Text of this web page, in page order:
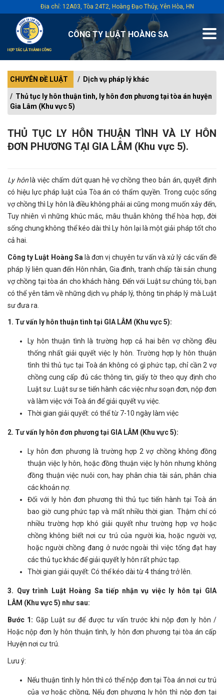
CÔNG TY LUẬT HOÀNG SA
Địa chỉ: 12A03, Tòa 24T2, Hoàng Đạo Thúy, Yên Hòa, HN
CHUYÊN ĐỀ LUẬT Dịch vụ pháp lý khác
Thủ tục ly hôn thuận tình, ly hôn đơn phương tại tòa án huyện
Gia Lâm (Khu vực 5)
THỦ TỤC LY HÔN THUẬN TÌNH VÀ LY HÔN
ĐƠN PHƯƠNG TẠI GIA LÂM (Khu vực 5).
Ly hônlà việc chấm dứt quan hệ vợ chồng theo bản án, quyết định
có hiệu lực pháp luật của Tòa án có thẩm quyền. Trong cuộc sống
vợ chồng thì Ly hôn là điều không phải ai cũng mong muốn xảy đến,
Tuy nhiên vì những khúc mắc, mâu thuẫn không thể hòa hợp, đời
sống chung không thể kéo dài thì Ly hôn lại là một giải pháp tốt cho
cả hai.
Công ty Luật Hoàng Sa là đơn vị chuyên tư vấn và xử lý các vấn đề
pháp lý liên quan đến Hôn nhân, Gia đình, tranh chấp tài sản chung
vợ chồng tại tòa án cho khách hàng. Đến với Luật sư chúng tôi, bạn
có thể yên tâm về những dịch vụ pháp lý, thông tin pháp lý mà Luật
sư đưa ra.
1. Tư vấn ly hôn thuận tình tại GIA LÂM (Khu vực 5):
Ly hôn thuận tình là trường hợp cả hai bên vợ chồng đều
thống nhất giải quyết việc ly hôn. Trường hợp ly hôn thuận
tình thì thủ tục tại Toà án không có gì phức tạp, chỉ cần 2 vợ
chồng cung cấp đủ các thông tin, giấy tờ theo quy định cho
Luật sư. Luật sư se tiến hành các việc như soạn đơn, nộp đơn
và làm việc với Toà án để giải quyết vụ việc.
Thời gian giải quyết: có thể từ 7-10 ngày làm việc
2. Tư vấn ly hôn đơn phương tại GIA LÂM (Khu vực 5):
Ly hôn đơn phương là trường hợp 2 vợ chồng không đồng
thuận việc ly hôn, hoặc đồng thuận việc ly hôn nhưng không
đồng thuận việc nuôi con, hay phân chia tài sản, phân chia
các khoản nợ.
Đối với ly hôn đơn phương thì thủ tục tiến hành tại Toà án
bao giờ cung phức tạp và mất nhiều thời gian. Thậm chí có
nhiều trường hợp khó giải quyết như trường hợp vợ hoặc
chồng không biết nơi cư trú của người kia, hoặc người vợ,
hoặc người chồng đang ở nước ngoài thì việc tống đạt hay
các thủ tục khác để giải quyết ly hôn rất phức tạp.
Thời gian giải quyết: Có thể kéo dài từ 4 tháng trở lên.
3. Quy trình Luật Hoàng Sa tiếp nhận vụ việc ly hôn tại GIA
LÂM (Khu vực 5) như sau:
Bước 1: Gặp Luật sư để được tư vấn trước khi nộp đơn ly hôn /
Hoặc nộp đơn ly hôn thuận tình, ly hôn đơn phương tại tòa án cấp
Huyện nơi cư trú.
Lưu ý:
Nếu thuận tình ly hôn thì có thể nộp đơn tại Tòa án nơi cư trú
của vợ hoặc chồng, Nếu đơn phương ly hôn thì nộp đơn tại